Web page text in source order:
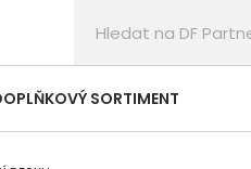
SORTIMENT